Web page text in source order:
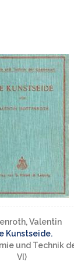
Valentin
Kunstseide.
und Technik
VI)